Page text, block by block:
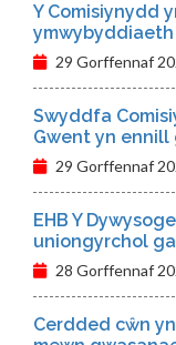
Y Comisiynydd
29 Gorffennaf
Swyddfa
Gwent yn ennill
29 Gorffennaf
EHB Y
uniongyrchol
28 Gorffennaf
Cerdded cŵn